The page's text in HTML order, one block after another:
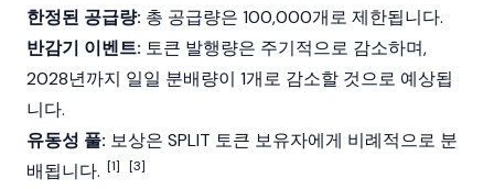
한정된 공급량: 총 공급량은 100,000개로 제한됩니다.
반감기 이벤트: 토큰 발행량은 주기적으로 감소하며,
2028년까지 일일 분배량이 1개로 감소할 것으로 예상됩
니다.
유동성 풀: 보상은 SPLIT 토큰 보유자에게 비례적으로 분
배됩니다. [1] [3]